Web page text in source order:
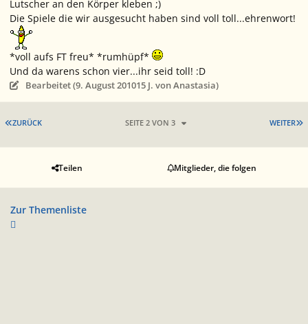
Lutscher an den Körper kleben ;)
Die Spiele die wir ausgesucht haben sind voll toll...ehrenwort!
*voll aufs FT freu* *rumhüpf*
Und da warens schon vier...ihr seid toll! :D
Bearbeitet (9. August 201015 J. von Anastasia)
ERSTE SEITE
ZURÜCK WEITER
SEITE 2 VON 3
Teilen Mitglieder, die folgen
Zur Themenliste